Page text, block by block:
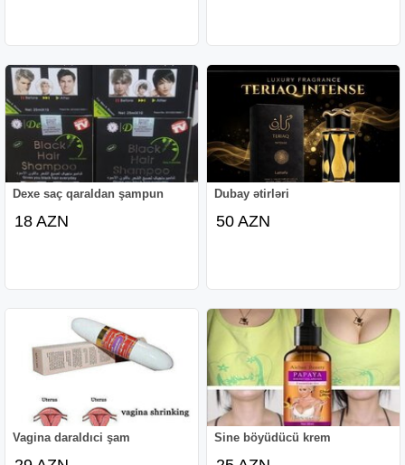
Dexe saç qaraldan şampun
18 AZN
Dubay ətirləri
50 AZN
Vagina daraldıci şam Sine böyüdücü krem